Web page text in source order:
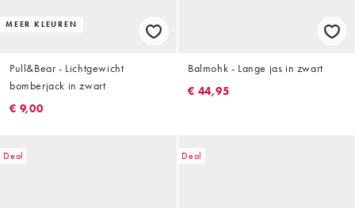
MEER KLEUREN
Pull&Bear - Lichtgewicht
bomberjack in zwart
€ 9,00
Balmohk - Lange jas in zwart
€ 44,95
Deal Deal